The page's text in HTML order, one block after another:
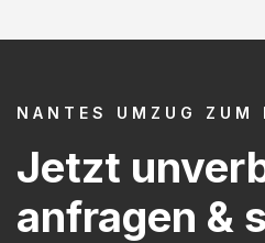
NANTES UMZUG ZUM
Jetzt
anfragen &